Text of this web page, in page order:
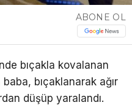
ABONE OL
bıçakla kovalanan
bıçaklanarak ağır
düşüp yaralandı.